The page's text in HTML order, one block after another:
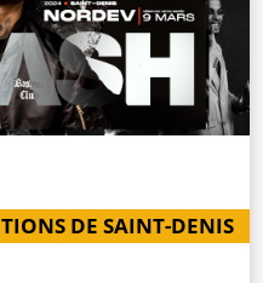
DE SAINT-DENIS